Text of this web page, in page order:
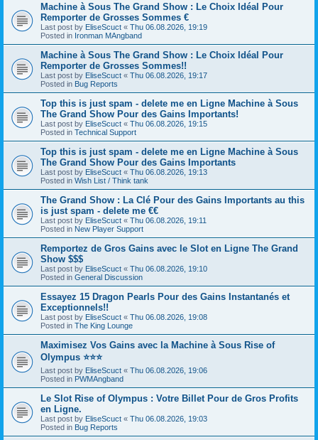
Machine à Sous The Grand Show : Le Choix Idéal Pour
Remporter de Grosses Sommes €
Last post by EliseScuct « Thu 06.08.2026, 19:19
Posted in Ironman MAngband
Machine à Sous The Grand Show : Le Choix Idéal Pour
Remporter de Grosses Sommes!!
Last post by EliseScuct « Thu 06.08.2026, 19:17
Posted in Bug Reports
Top this is just spam - delete me en Ligne Machine à Sous
The Grand Show Pour des Gains Importants!
Last post by EliseScuct « Thu 06.08.2026, 19:15
Posted in Technical Support
Top this is just spam - delete me en Ligne Machine à Sous
The Grand Show Pour des Gains Importants
Last post by EliseScuct « Thu 06.08.2026, 19:13
Posted in Wish List / Think tank
The Grand Show : La Clé Pour des Gains Importants au this
is just spam - delete me €€
Last post by EliseScuct « Thu 06.08.2026, 19:11
Posted in New Player Support
Remportez de Gros Gains avec le Slot en Ligne The Grand
Show $$$
Last post by EliseScuct « Thu 06.08.2026, 19:10
Posted in General Discussion
Essayez 15 Dragon Pearls Pour des Gains Instantanés et
Exceptionnels!!
Last post by EliseScuct « Thu 06.08.2026, 19:08
Posted in The King Lounge
Maximisez Vos Gains avec la Machine à Sous Rise of
Olympus ⭐⭐⭐
Last post by EliseScuct « Thu 06.08.2026, 19:06
Posted in PWMAngband
Le Slot Rise of Olympus : Votre Billet Pour de Gros Profits
en Ligne.
Last post by EliseScuct « Thu 06.08.2026, 19:03
Posted in Bug Reports